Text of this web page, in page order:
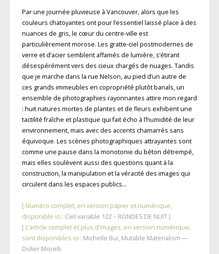
Par une journée pluvieuse à Vancouver, alors que les
couleurs chatoyantes ont pour l’essentiel laissé place à des
nuances de gris, le cœur du centre-ville est
particulièrement morose. Les gratte-ciel postmodernes de
verre et d’acier semblent affamés de lumière, s’étirant
désespérément vers des cieux chargés de nuages. Tandis
que je marche dans la rue Nelson, au pied d’un autre de
ces grands immeubles en copropriété plutôt banals, un
ensemble de photographies rayonnantes attire mon regard
: huit natures mortes de plantes et de fleurs exhibent une
tactilité fraîche et plastique qui fait écho à l’humidité de leur
environnement, mais avec des accents chamarrés sans
équivoque. Les scènes photographiques attrayantes sont
comme une pause dans la monotonie du béton détrempé,
mais elles soulèvent aussi des questions quant à la
construction, la manipulation et la véracité des images qui
circulent dans les espaces publics…
[ Numéro complet, en version papier et numérique,
disponible ici : Ciel variable 122 – RONDES DE NUIT]
[ L’article complet et plus d’images, en version numérique,
sont disponibles ici : Michelle Bui, Mutable Materialism —
Didier Morelli